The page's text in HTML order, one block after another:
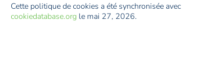
Cette politique de cookies a été synchronisée avec
cookiedatabase.org le mai 27, 2026.